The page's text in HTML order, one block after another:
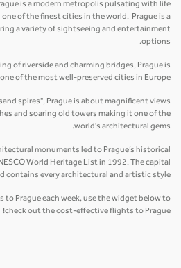
is a modern metropolis pulsating with life
one of the finest cities in the world. Prague is a
a variety of sightseeing and entertainment
options.
of riverside and charming bridges, Prague is
one of the most well-preserved cities in Europe.
spires", Prague is about magnificent views
and soaring old towers making it one of the
world's architectural gems.
monuments led to Prague’s historical
World Heritage List in 1992. The capital
contains every architectural and artistic style.
to Prague each week, use the widget below to
check out the cost-effective flights to Prague!